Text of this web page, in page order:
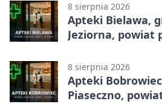
8 sierpnia 2026
Apteki Bielawa,
Jeziorna, powiat
8 sierpnia 2026
Apteki
Piaseczno,